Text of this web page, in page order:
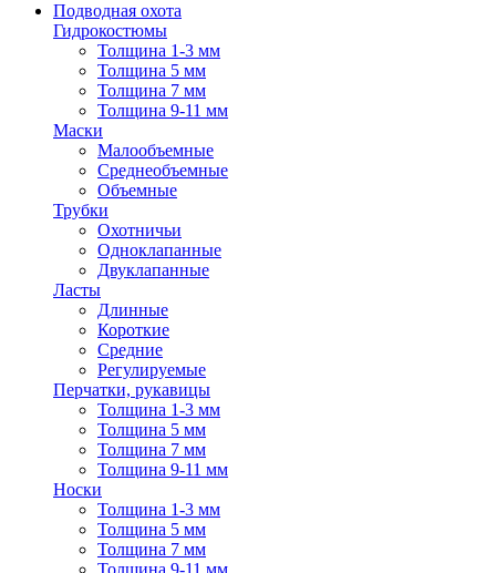
Подводная охота
Гидрокостюмы
Толщина 1-3 мм
Толщина 5 мм
Толщина 7 мм
Толщина 9-11 мм
Маски
Малообъемные
Среднеобъемные
Объемные
Трубки
Охотничьи
Одноклапанные
Двуклапанные
Ласты
Длинные
Короткие
Средние
Регулируемые
Перчатки, рукавицы
Толщина 1-3 мм
Толщина 5 мм
Толщина 7 мм
Толщина 9-11 мм
Носки
Толщина 1-3 мм
Толщина 5 мм
Толщина 7 мм
Толщина 9-11 мм